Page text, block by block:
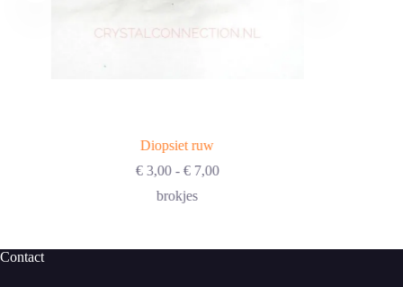
Diopsiet ruw
€3,00 - €7,00Prijsklasse:
brokjes
Contact